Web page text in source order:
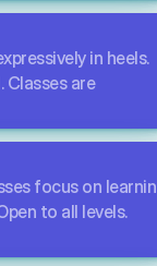
Zajęcia rozwijają
prowadzone są
in heels.
Classes are
na
dla
języka polskiego i
focus on
to all levels.